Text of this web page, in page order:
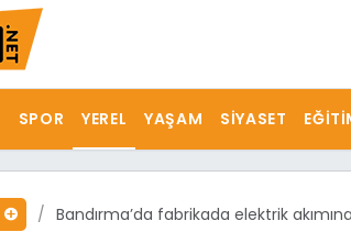
SPOR YEREL YAŞAM SIYASET
Bandırma’da fabrikada elektrik